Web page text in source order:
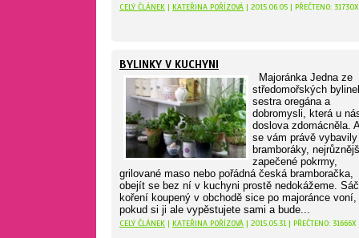
CELÝ ČLÁNEK | KATEŘINA POŘÍZOVÁ | 2015.06.05 | PŘEČTENO: 31730X
BYLINKY V KUCHYNI
Majoránka Jedna ze
středomořských
sestra oregána a
dobromysli, která u
doslova zdomácněla.
se vám právě vybavily
bramboráky,
zapečené pokrmy,
grilované maso nebo pořádná česká bramboračka,
obejít se bez ní v kuchyni prostě nedokážeme.
koření koupený v obchodě sice po majoránce voní,
pokud si ji ale vypěstujete sami a bude...
CELÝ ČLÁNEK | KATEŘINA POŘÍZOVÁ | 2015.05.31 | PŘEČTENO: 31666X